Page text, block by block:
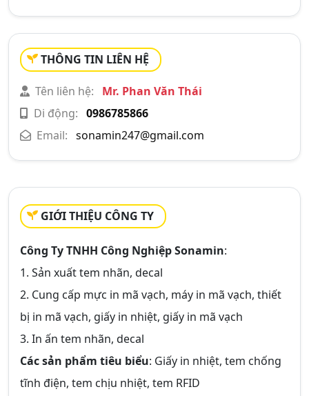
THÔNG TIN LIÊN HỆ
Tên liên hệ:
Mr. Phan Văn Thái
Di động: 0986785866
Email: sonamin247@gmail.com
GIỚI THIỆU CÔNG TY
Công Ty TNHH Công Nghiệp Sonamin:
1. Sản xuất tem nhãn, decal
2. Cung cấp mực in mã vạch, máy in mã vạch, thiết
bị in mã vạch, giấy in nhiệt, giấy in mã vạch
3. In ấn tem nhãn, decal
Các sản phẩm tiêu biểu: Giấy in nhiệt, tem chống
tĩnh điện, tem chịu nhiệt, tem RFID